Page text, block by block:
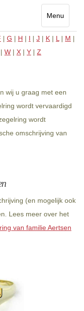
Menu
Toggle
| G | H | I | J | K | L | M |
| W | X | Y | Z
wij u graag met een
wordt vervaardigd
wordt
omschrijving van
(en mogelijk ook
Lees meer over het
van familie Aertsen